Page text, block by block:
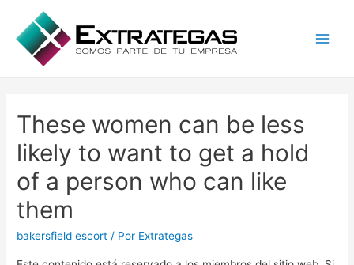
These women can be less
likely to want to get a hold
of a person who can like
them
bakersfield escort / Por Extrategas